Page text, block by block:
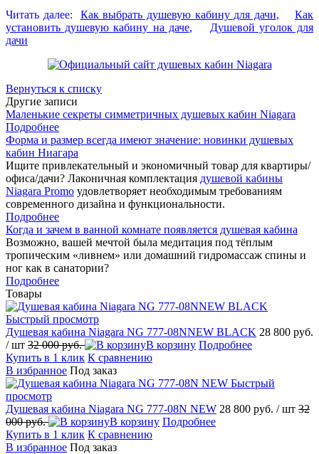
Читать далее: Как выбрать душевую кабину для дачи,Как
установить душевую кабину на даче, Душевой уголок для
дачи
Вернуться к списку
Другие записи
Маленькие секреты симметричных душевых кабин Niagara
Подробнее
Форма и размер всегда имеют значение: новинки душевых
кабин Ниагара
Ищите привлекательный и экономичный товар для квартиры/
офиса/дачи? Лаконичная комплектация душевой кабины
Niagara Promo удовлетворяет необходимым требованиям
современного дизайна и функциональности.
Подробнее
Когда и зачем в ванной комнате появляется душевая кабина
Возможно, вашей мечтой была медитация под тёплым
тропическим «ливнем» или домашний гидромассаж спины и
ног как в санатории?
Подробнее
Товары
Быстрый просмотр
Душевая кабина Niagara NG 777-08NNEW BLACK 28 800 руб.
/ шт 32 000 руб. В корзину Подробнее
Купить в 1 клик К сравнению
В избранное Под заказ
Быстрый
просмотр
Душевая кабина Niagara NG 777-08N NEW 28 800 руб. / шт 32
000 руб.
В корзину Подробнее
Купить в 1 клик К сравнению
В избранное Под заказ